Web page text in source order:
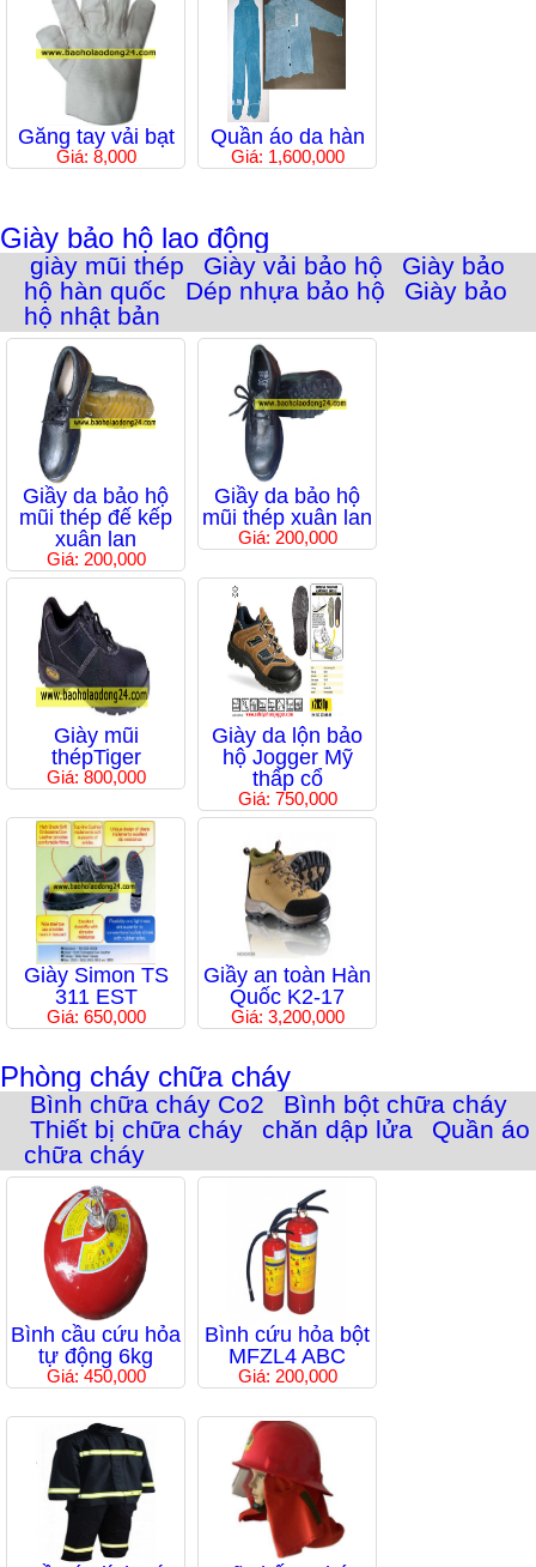
Găng tay vải bạt
Giá: 8,000
Quần áo da hàn
Giá: 1,600,000
Giày bảo hộ lao động
giày mũi thép Giày vải bảo hộ
Giày bảo
hộ hàn quốc
Dép nhựa bảo hộ
Giày bảo
hộ nhật bản
Giầy da bảo hộ
mũi thép đế kếp
xuân lan
Giá: 200,000
Giầy da bảo hộ
mũi thép xuân lan
Giá: 200,000
Giày mũi
thépTiger
Giá: 800,000
Giày da lộn bảo
hộ Jogger Mỹ
thấp cổ
Giá: 750,000
Giày Simon TS
311 EST
Giá: 650,000
Giầy an toàn Hàn
Quốc K2-17
Giá: 3,200,000
Phòng cháy chữa cháy
Bình chữa cháy Co2
Bình bột chữa cháy
Thiết bị chữa cháy
chăn dập lửa
Quần áo
chữa cháy
Bình cầu cứu hỏa
tự động 6kg
Giá: 450,000
Bình cứu hỏa bột
MFZL4 ABC
Giá: 200,000